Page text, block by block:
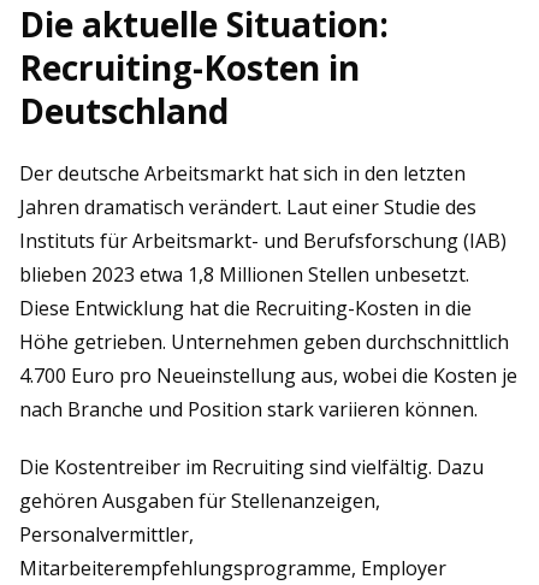
Die aktuelle Situation:
Recruiting-Kosten in
Deutschland
Der deutsche Arbeitsmarkt hat sich in den letzten
Jahren dramatisch verändert. Laut einer Studie des
Instituts für Arbeitsmarkt- und Berufsforschung (IAB)
blieben 2023 etwa 1,8 Millionen Stellen unbesetzt.
Diese Entwicklung hat die Recruiting-Kosten in die
Höhe getrieben. Unternehmen geben durchschnittlich
4.700 Euro pro Neueinstellung aus, wobei die Kosten je
nach Branche und Position stark variieren können.
Die Kostentreiber im Recruiting sind vielfältig. Dazu
gehören Ausgaben für Stellenanzeigen,
Personalvermittler,
Mitarbeiterempfehlungsprogramme, Employer